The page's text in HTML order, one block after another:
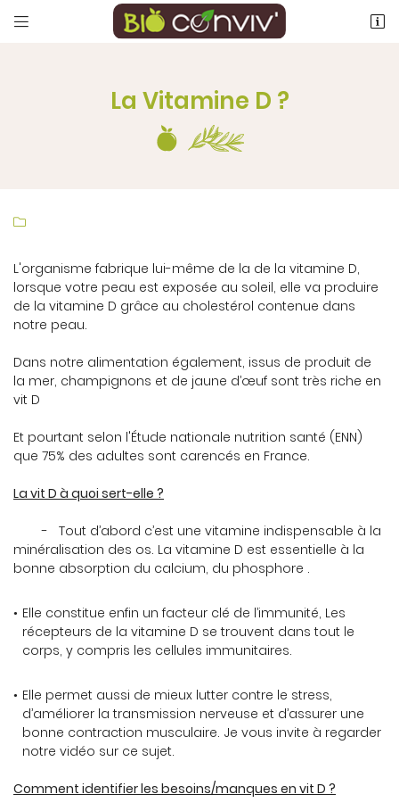
 
1, Rue de Maupertuis
 Adresse email de réception
 Recopier le code ci-contre
 Rafraîchir le captcha
commerciales à l'adresse email indiqué ci-dessus. Vous pouvez vous
INSCRIPTION
La Vitamine D ?

L'organisme fabrique lui-même de la de la vitamine D,
lorsque votre peau est exposée au soleil, elle va produire
de la vitamine D grâce au cholestérol contenue dans
notre peau.
Dans notre alimentation également, issus de produit de
la mer, champignons et de jaune d’œuf sont très riche en
vit D
Et pourtant selon l'Étude nationale nutrition santé (ENN)
que 75% des adultes sont carencés en France.
La vit D à quoi sert-elle ?
- Tout d’abord c’est une vitamine indispensable à la
minéralisation des os. La vitamine D est essentielle à la
bonne absorption du calcium, du phosphore .
Elle constitue enfin un facteur clé de l’immunité, Les
récepteurs de la vitamine D se trouvent dans tout le
corps, y compris les cellules immunitaires.
Elle permet aussi de mieux lutter contre le stress,
d’améliorer la transmission nerveuse et d’assurer une
bonne contraction musculaire. Je vous invite à regarder
notre vidéo sur ce sujet.
Comment identifier les besoins/manques en vit D ?